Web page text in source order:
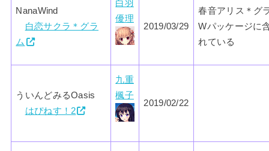
NanaWind
白恋サクラ＊グラ
ム
白羽
優理
2019/03/29
春音アリス＊グ
Wパッケージに
れている
ういんどみるOasis
はぴねす！2
九重
楓子
2019/02/22